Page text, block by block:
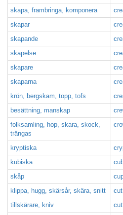
skapa, frambringa, komponera
skapar
skapande
skapelse
skapare
skaparna
krön, bergskam, topp, tofs
besättning, manskap
folksamling, hop, skara, skock,
trängas
kryptiska
kubiska
skåp
klippa, hugg, skärsår, skära, snitt
cut
tillskärare, kniv